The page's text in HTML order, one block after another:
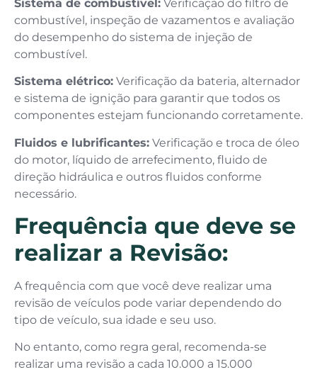
Sistema de combustível: Verificação do filtro de
combustível, inspeção de vazamentos e avaliação
do desempenho do sistema de injeção de
combustível.
Sistema elétrico: Verificação da bateria, alternador
e sistema de ignição para garantir que todos os
componentes estejam funcionando corretamente.
Fluidos e lubrificantes: Verificação e troca de óleo
do motor, líquido de arrefecimento, fluido de
direção hidráulica e outros fluidos conforme
necessário.
Frequência que deve se
realizar a Revisão:
A frequência com que você deve realizar uma
revisão de veículos pode variar dependendo do
tipo de veículo, sua idade e seu uso.
No entanto, como regra geral, recomenda-se
realizar uma revisão a cada 10.000 a 15.000